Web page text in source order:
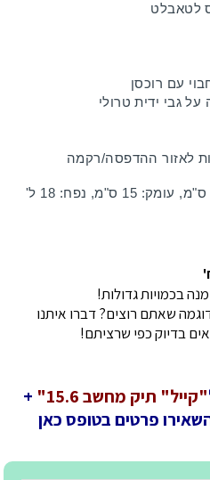
לטאבלט
עם רוכסן
גבי ידית טרולי
לאזור ההדפסה/רקמה
בכמויות גדולות!
שאתם רוצים? דברו איתנו
בדיוק כפי שרציתם!
"קייל" תיק מחשב 15.6"
+
פרטים בטופס כאן